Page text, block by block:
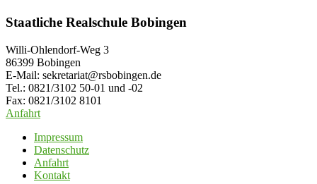
Staatliche Realschule Bobingen
Willi-Ohlendorf-Weg 3
86399 Bobingen
E-Mail: sekretariat@rsbobingen.de
Tel.: 0821/3102 50-01 und -02
Fax: 0821/3102 8101
Anfahrt
Impressum
Datenschutz
Anfahrt
Kontakt